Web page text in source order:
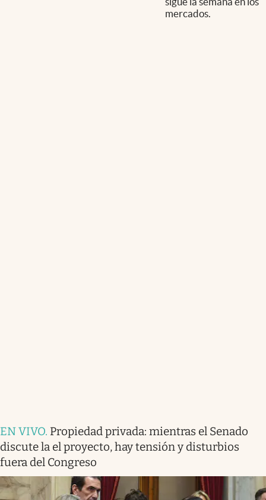
mercados.
EN VIVO. Propiedad privada: mientras el Senado
discute la el proyecto, hay tensión y disturbios
fuera del Congreso